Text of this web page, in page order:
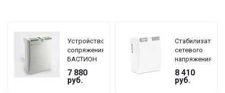
Устройство
сопряжения
БАСТИОН
TEPLOCOM
GF
7 880
руб.
Стабилизатор
сетевого
напряжения
TEPLOCOM
БАСТИОН
ST-1515
8 410
руб.